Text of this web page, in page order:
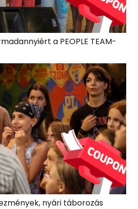
a PEOPLE TEAM-
nyári táborozás